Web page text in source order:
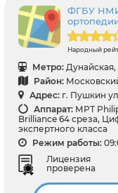
ФГБУ
Народный
Метро:
Район:
Адрес: г. Пушкин
Аппарат: МРТ
Brilliance 64 среза,
экспертного класса
Режим работы:
Лицензия
проверена